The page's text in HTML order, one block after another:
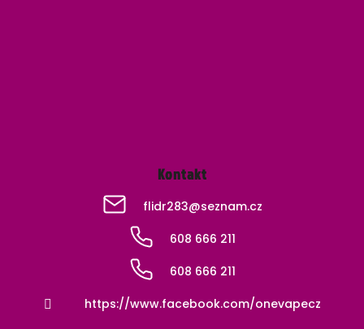
Kontakt
flidr283@seznam.cz
608 666 211
608 666 211
https://www.facebook.com/onevapecz